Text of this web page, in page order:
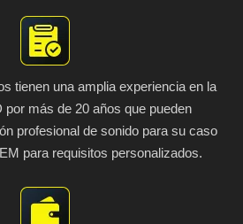
tienen una amplia experiencia en la
por más de 20 años que pueden
profesional de sonido para su caso
para requisitos personalizados.